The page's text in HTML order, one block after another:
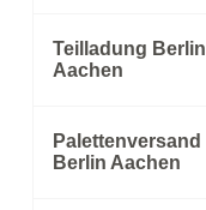
Teilladung Berlin
Aachen
Palettenversand
Berlin Aachen